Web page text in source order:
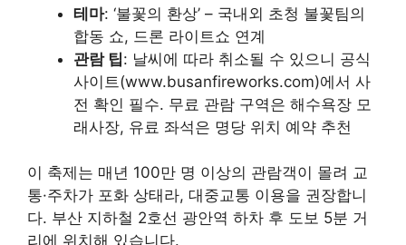
테마: ‘불꽃의 환상’ – 국내외 초청 불꽃팀의
합동 쇼, 드론 라이트쇼 연계
관람 팁: 날씨에 따라 취소될 수 있으니 공식
사이트(www.busanfireworks.com)에서 사
전 확인 필수. 무료 관람 구역은 해수욕장 모
래사장, 유료 좌석은 명당 위치 예약 추천
이 축제는 매년 100만 명 이상의 관람객이 몰려 교
통·주차가 포화 상태라, 대중교통 이용을 권장합니
다. 부산 지하철 2호선 광안역 하차 후 도보 5분 거
리에 위치해 있습니다.